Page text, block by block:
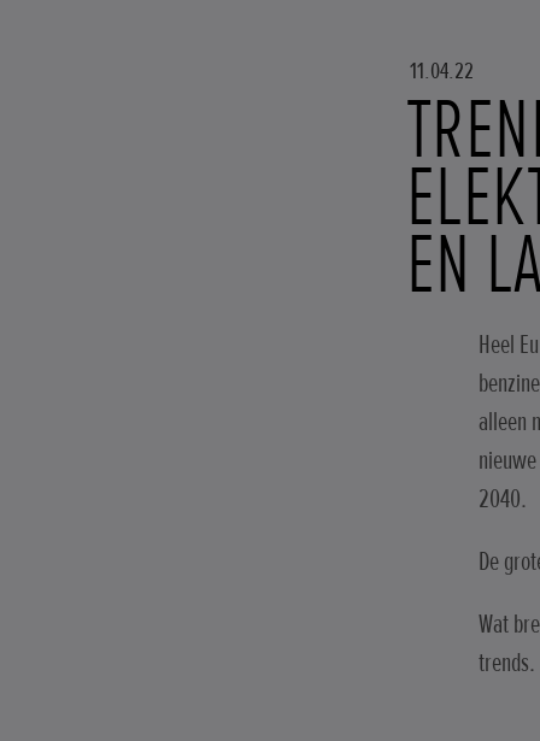
11.04.22
EN
Heel
alleen
2040.
De
Wat
trends.